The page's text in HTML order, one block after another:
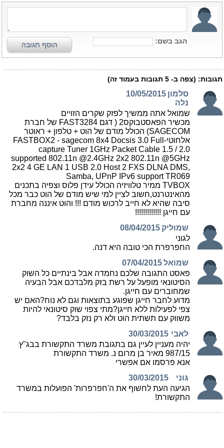
הגב בשם: הוסף תגובה
תגובות: (צפה ב- 5 תגובות בעמוד זה)
סלמון
נלה
10/05/2015
שמואל אתה ממשיך לפזק שקרים הזויים
מכשיר הפאסטבוקס2 ( דגם FAST3284 של חברת
SAGECOM) הכולל מודם של הוט + טלפון + ראוטר
אלחוטי-FASTBOX2 - sagecom 8x4 Docsis 3.0 Full
capture Tuner 1GHz Packet Cable 1.5 / 2.0
supported 802.11n @2.4GHz 2x2 802.11n @5GHz
2x2 4 GE LAN 1 USB 2.0 Host 2 FXS DLNA DMS,
Samba, UPnP IPv6 support TR069
TVBOX ממיר טלוויזיה הכולל עידן פלוס וצפיה בתכנים
מהאינטרנט,חשוב לציין למי שיש מודם של הוט כבר מכל
סיבה שהיא לא חייב לרכוש מודם !!! והוט איננה מחברת
עם חייגן !!!!!!!!!!!!!
שמוליק 08/04/2015
לגוני
החפרפרת הכי טובה היא דנה.
שמואל07/04/2015
פאסט התגובה שלכם נחמדה אבל בינתיים כל השוק
הסיטונאי מופעל על רשת בזק מלבדכם אבל הבעיה
שמחוברים עם חייגן.
מדוע לחבר חייגן שפוגע בתוצאות וגם לא נוח?האם יש
צפי לפעילות ללא חייגן?מתי צפוי שוק סיטונאי להיות
משווק עם תשתית הוט ולא רק נזק בלבד?
לאבי 30/03/2015
יהיה מעניין לעיין גם בתגובת משרד התקשורת בבג"ץ
987/15 מאיר בן מרום נ. משרד התקשורת
אנא פרסמו אם אפשרי
גוני
30/03/2015
הגיעה העת לחשוף את ה'חפרפרות' הפועלות במשרד
התקשורת!